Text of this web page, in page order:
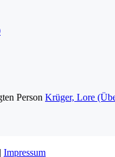
Person Krüger, Lore
| Impressum